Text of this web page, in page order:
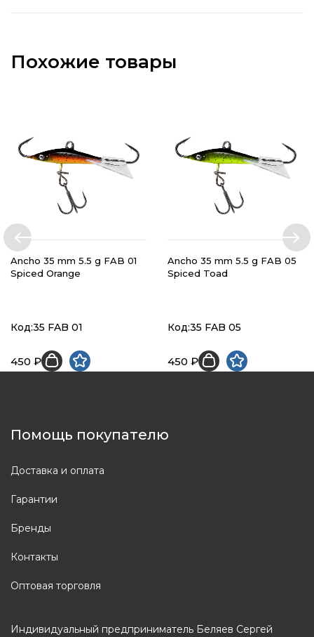
Похожие товары
Ancho 35 mm 5.5 g FAB 01
Spiced Orange
Код:35 FAB 01
450 ₽
Ancho 35 mm 5.5 g FAB 05
Spiced Toad
Код:35 FAB 05
450 ₽
Помощь покупателю
Доставка и оплата
Гарантии
Бренды
Контакты
Оптовая торговля
Индивидуальный предприниматель Беляев Сергей